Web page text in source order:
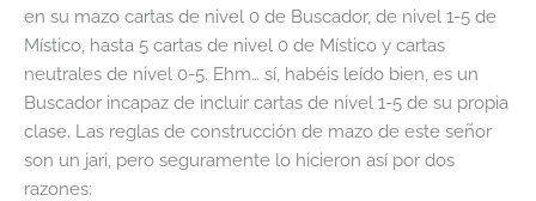
en su mazo cartas de nivel 0 de Buscador, de nivel 1-5 de
Místico, hasta 5 cartas de nivel 0 de Místico y cartas
neutrales de nivel 0-5. Ehm… sí, habéis leído bien, es un
Buscador incapaz de incluir cartas de nivel 1-5 de su propia
clase. Las reglas de construcción de mazo de este señor
son un jari, pero seguramente lo hicieron así por dos
razones: